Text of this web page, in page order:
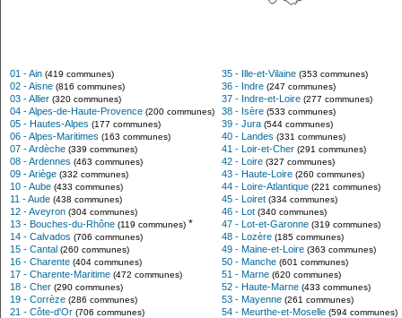
01 - Ain (419 communes)
02 - Aisne (816 communes)
03 - Allier (320 communes)
04 - Alpes-de-Haute-Provence (200 communes)
05 - Hautes-Alpes (177 communes)
06 - Alpes-Maritimes (163 communes)
07 - Ardèche (339 communes)
08 - Ardennes (463 communes)
09 - Ariège (332 communes)
10 - Aube (433 communes)
11 - Aude (438 communes)
12 - Aveyron (304 communes)
13 - Bouches-du-Rhône (119 communes) *
14 - Calvados (706 communes)
15 - Cantal (260 communes)
16 - Charente (404 communes)
17 - Charente-Maritime (472 communes)
18 - Cher (290 communes)
19 - Corrèze (286 communes)
21 - Côte-d'Or (706 communes)
35 - Ille-et-Vilaine (353 communes)
36 - Indre (247 communes)
37 - Indre-et-Loire (277 communes)
38 - Isère (533 communes)
39 - Jura (544 communes)
40 - Landes (331 communes)
41 - Loir-et-Cher (291 communes)
42 - Loire (327 communes)
43 - Haute-Loire (260 communes)
44 - Loire-Atlantique (221 communes)
45 - Loiret (334 communes)
46 - Lot (340 communes)
47 - Lot-et-Garonne (319 communes)
48 - Lozère (185 communes)
49 - Maine-et-Loire (363 communes)
50 - Manche (601 communes)
51 - Marne (620 communes)
52 - Haute-Marne (433 communes)
53 - Mayenne (261 communes)
54 - Meurthe-et-Moselle (594 communes)